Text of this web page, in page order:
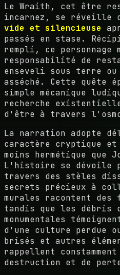
Le Wraith, cet être
incarnez, se réveille
vide et silencieuse
passés en stase.
rempli, ce personnage
responsabilité de
enseveli sous terre ou
asséché. Cette quête
simple mécanique
recherche
d'être à travers
La narration adopte
caractère cryptique
moins hermétique que
L'histoire se dévoile
travers des stèles
secrets précieux à
murales racontent
tandis que les débris
monumentales
d'une culture perdue
brisés et autres
rappellent
destruction et de